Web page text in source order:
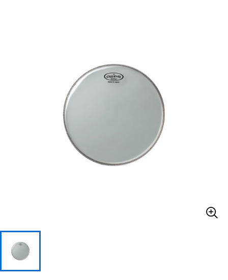
パーカッション
キーボード 電子ピアノ